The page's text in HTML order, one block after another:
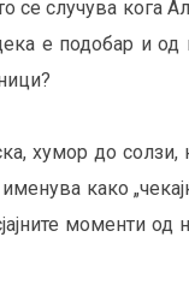
се случува кога
е подобар и
хумор до
именува како
моменти